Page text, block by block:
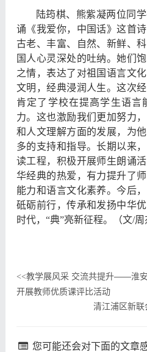
陆筠棋、熊紫凝两位同
诵《我爱你，中国话》这首
古老、丰富、自然、新鲜、
国人心灵深处的吐纳。她们
之情，表达了对祖国语言文
文明，经典浸润人生。这次
肯定了学校在提高学生语言
力。这也激励我们更加努力
和人文理解方面的发展，为
多的支持和指导。长期以来
读工程，积极开展师生朗诵
华经典的热爱，有力提升了
能力和语言文化素养。今后
砥砺前行，传承和发扬中华
时代，“典”亮新征程。（文/周
<<教学展风采 交流共提升——淮
开展教师优质课评比活动
清江浦区新
您可能还会对下面的文章